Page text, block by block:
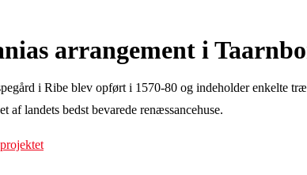
arrangement i
i Ribe blev opført i 1570-80 og indeholder enkelte
af landets bedst bevarede renæssancehuse.